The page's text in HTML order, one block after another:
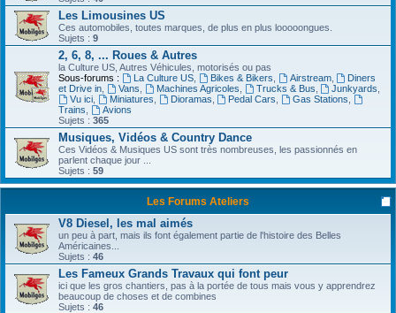
Les Limousines US
Ces automobiles, toutes marques, de plus en plus looooongues.
Sujets : 9
2, 6, 8, ... Roues & Autres
la Culture US, Autres Véhicules, motorisés ou pas
Sous-forums :
La Culture US, Bikes & Bikers Airstream,
Diners
et Drive in
Vans Machines Agricoles Trucks & Bus Junkyards
Vu ici, Miniatures Dioramas Pedal Cars Gas Stations
Trains
Avions
Sujets : 365
Musiques, Vidéos & Country Dance
Ces Vidéos & Musiques US sont très nombreuses, les passionnés en
parlent chaque jour ...
Sujets : 59
Les Forums Ateliers
V8 Diesel, les mal aimés
un peu à part, mais ils font également partie de l'histoire des Belles
Américaines...
Sujets : 46
Les Fameux Grands Travaux qui font peur
ici que les gros chantiers, pas à la portée de tous mais vous y apprendrez
beaucoup de choses et de combines
Sujets : 46